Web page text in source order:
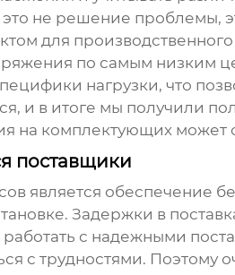
это не решение проблемы,
для
по самым низким
нагрузки, что
и в итоге мы получили
на комплектующих может
поставщики
является обеспечение
Задержки в
с надежными
с трудностями. Поэтому